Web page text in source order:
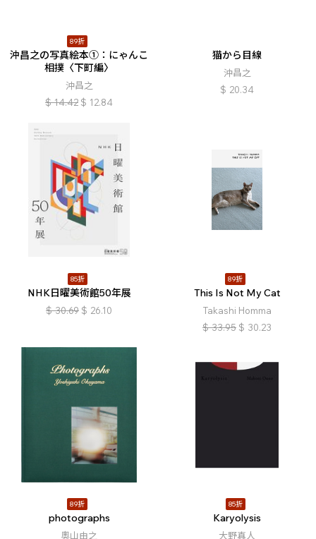
89折
沖昌之の写真絵本①：にゃんこ
相撲〈下町編〉
沖昌之
$ 14.42 $ 12.84
猫から目線
沖昌之
$ 20.34
85折
NHK日曜美術館50年展
$ 30.69 $ 26.10
89折
This Is Not My Cat
Takashi Homma
$ 33.95 $ 30.23
89折
photographs
奧山由之
85折
Karyolysis
大野真人